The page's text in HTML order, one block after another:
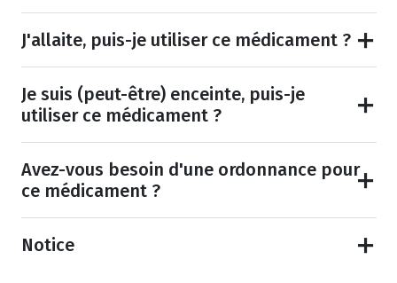
J'allaite, puis-je utiliser ce médicament ?
Je suis (peut-être) enceinte, puis-je
utiliser ce médicament ?
Avez-vous besoin d'une ordonnance pour
ce médicament ?
Notice